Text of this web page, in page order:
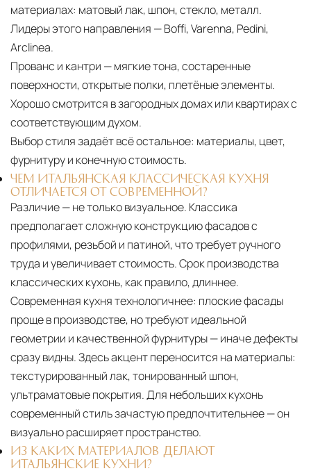
материалах: матовый лак, шпон, стекло, металл.
Лидеры этого направления — Boffi, Varenna, Pedini,
Arclinea.
Прованс и кантри — мягкие тона, состаренные
поверхности, открытые полки, плетёные элементы.
Хорошо смотрится в загородных домах или квартирах с
соответствующим духом.
Выбор стиля задаёт всё остальное: материалы, цвет,
фурнитуру и конечную стоимость.
ЧЕМ ИТАЛЬЯНСКАЯ КЛАССИЧЕСКАЯ КУХНЯ
ОТЛИЧАЕТСЯ ОТ СОВРЕМЕННОЙ?
Различие — не только визуальное. Классика
предполагает сложную конструкцию фасадов с
профилями, резьбой и патиной, что требует ручного
труда и увеличивает стоимость. Срок производства
классических кухонь, как правило, длиннее.
Современная кухня технологичнее: плоские фасады
проще в производстве, но требуют идеальной
геометрии и качественной фурнитуры — иначе дефекты
сразу видны. Здесь акцент переносится на материалы:
текстурированный лак, тонированный шпон,
ультраматовые покрытия. Для небольших кухонь
современный стиль зачастую предпочтительнее — он
визуально расширяет пространство.
ИЗ КАКИХ МАТЕРИАЛОВ ДЕЛАЮТ
ИТАЛЬЯНСКИЕ КУХНИ?